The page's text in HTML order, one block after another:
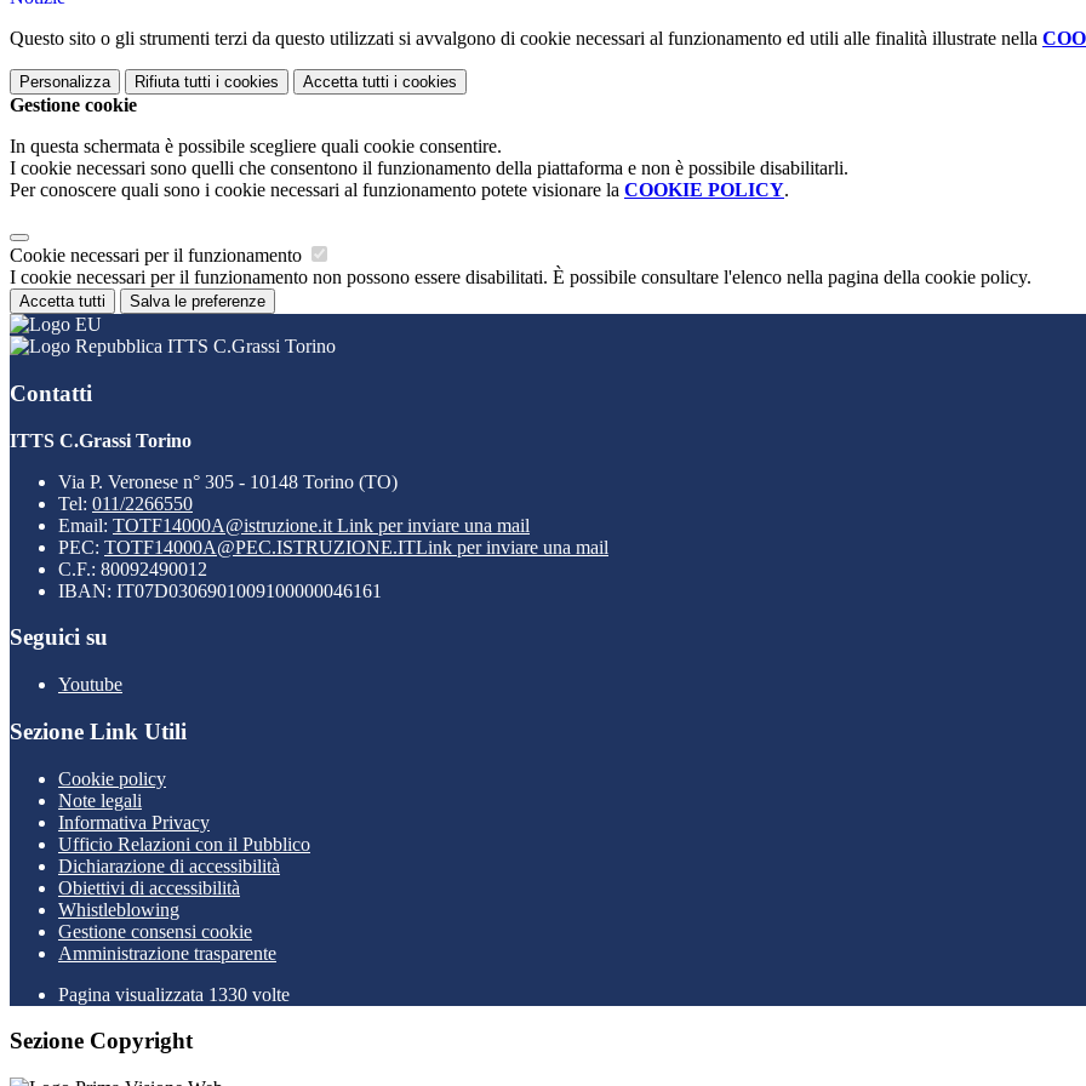
Questo sito o gli strumenti terzi da questo utilizzati si avvalgono di cookie necessari al funzionamento ed utili alle finalità illustrate nella
Personalizza Rifiuta tutti i cookies Accetta tutti i cookies
Gestione cookie
In questa schermata è possibile scegliere quali cookie consentire.
I cookie necessari sono quelli che consentono il funzionamento della piattaforma e non è possibile disabilitarli.
Per conoscere quali sono i cookie necessari al funzionamento potete visionare la COOKIE POLICY.
Cookie necessari per il funzionamento
I cookie necessari per il funzionamento non possono essere disabilitati. È possibile consultare l'elenco nella pagina della cookie policy.
Accetta tutti Salva le preferenze
ITTS C.Grassi Torino
Contatti
ITTS C.Grassi Torino
Via P. Veronese n° 305 - 10148 Torino (TO)
Tel: 011/2266550
Email: TOTF14000A@istruzione.it Link per inviare una mail
PEC: TOTF14000A@PEC.ISTRUZIONE.ITLink per inviare una mail
C.F.: 80092490012
IBAN: IT07D0306901009100000046161
Seguici su
Youtube
Sezione Link Utili
Cookie policy
Note legali
Informativa Privacy
Ufficio Relazioni con il Pubblico
Dichiarazione di accessibilità
Obiettivi di accessibilità
Whistleblowing
Gestione consensi cookie
Amministrazione trasparente
Pagina visualizzata 1330 volte
Sezione Copyright